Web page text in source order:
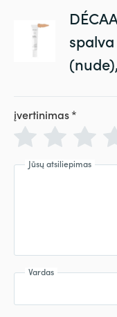
įvertinimas*
Jūsų atsiliepimas
Vardas